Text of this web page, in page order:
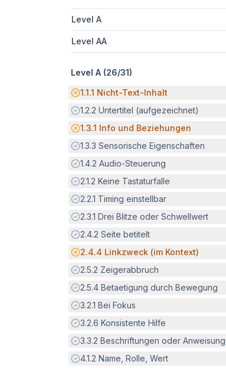
Level A
Level AA
Level A (26/31)
Potenzielle Barriere:
1.1.1 Nicht-Text-Inhalt
Erfüllt:
1.2.2 Untertitel (aufgezeichnet)
Potenzielle Barriere:
1.3.1 Info und Beziehungen
Erfüllt:
1.3.3 Sensorische Eigenschaften
Erfüllt:
1.4.2 Audio-Steuerung
Erfüllt:
2.1.2 Keine Tastaturfalle
Erfüllt:
2.2.1 Timing einstellbar
Erfüllt:
2.3.1 Drei Blitze oder Schwellwert
Erfüllt:
2.4.2 Seite betitelt
Potenzielle Barriere:
2.4.4 Linkzweck (im Kontext)
Erfüllt:
2.5.2 Zeigerabbruch
Erfüllt:
2.5.4 Betaetigung durch Bewegung
Erfüllt:
3.2.1 Bei Fokus
Erfüllt:
3.2.6 Konsistente Hilfe
Erfüllt:
3.3.2 Beschriftungen oder
Erfüllt:
4.1.2 Name, Rolle, Wert